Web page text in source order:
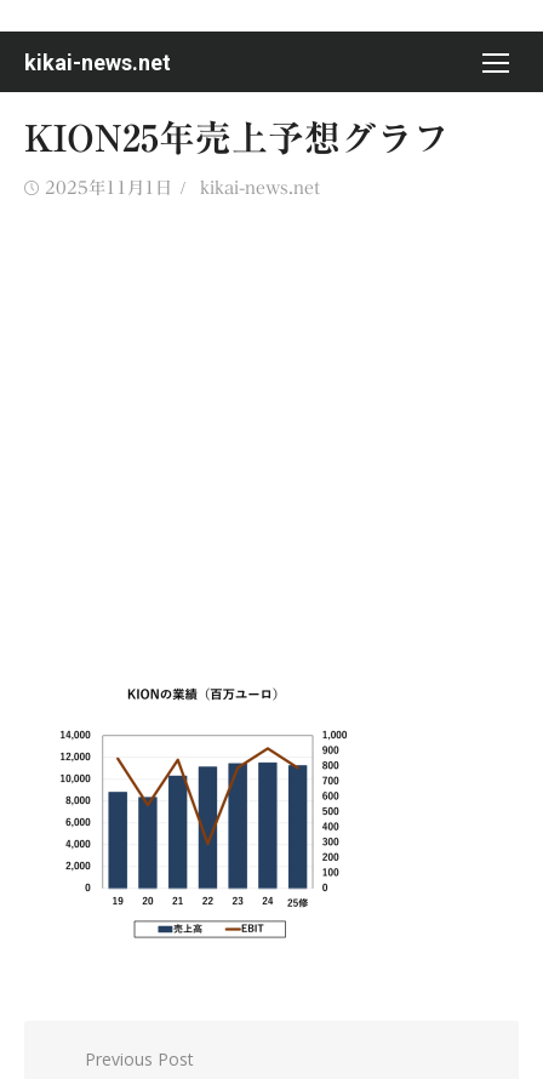
content
kikai-news.net
KION25年売上予想グラフ
Posted
2025年11月1日 Author
kikai-news.net
Previous Post